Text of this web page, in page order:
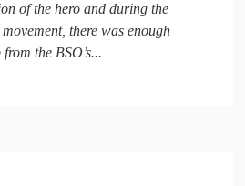
of the hero and during the
there was enough
the BSO’s...